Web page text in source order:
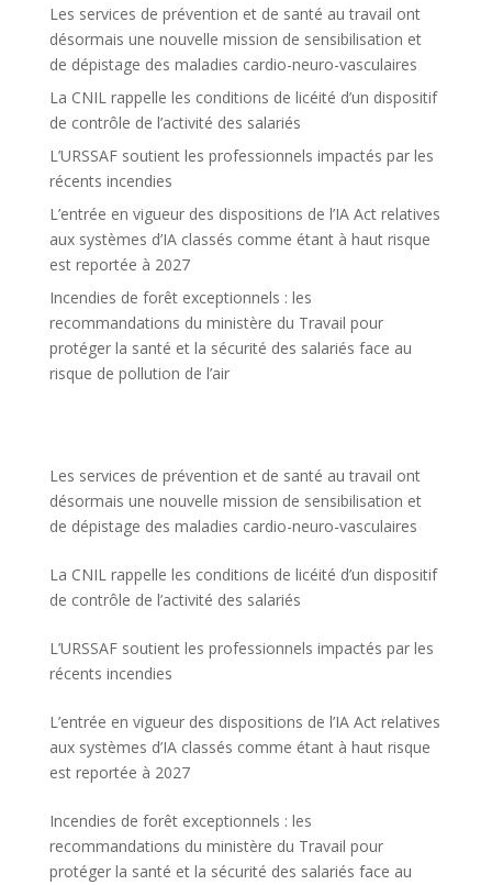
Les services de prévention et de santé au travail ont
désormais une nouvelle mission de sensibilisation et
de dépistage des maladies cardio-neuro-vasculaires
La CNIL rappelle les conditions de licéité d’un dispositif
de contrôle de l’activité des salariés
L’URSSAF soutient les professionnels impactés par les
récents incendies
L’entrée en vigueur des dispositions de l’IA Act relatives
aux systèmes d’IA classés comme étant à haut risque
est reportée à 2027
Incendies de forêt exceptionnels : les
recommandations du ministère du Travail pour
protéger la santé et la sécurité des salariés face au
risque de pollution de l’air
Les services de prévention et de santé au travail ont
désormais une nouvelle mission de sensibilisation et
de dépistage des maladies cardio-neuro-vasculaires
La CNIL rappelle les conditions de licéité d’un dispositif
de contrôle de l’activité des salariés
L’URSSAF soutient les professionnels impactés par les
récents incendies
L’entrée en vigueur des dispositions de l’IA Act relatives
aux systèmes d’IA classés comme étant à haut risque
est reportée à 2027
Incendies de forêt exceptionnels : les
recommandations du ministère du Travail pour
protéger la santé et la sécurité des salariés face au